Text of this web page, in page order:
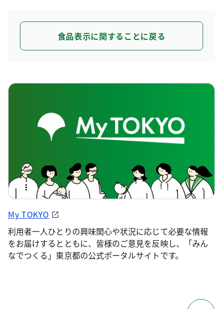
食品表示に関することに戻る
My TOKYO
利用者一人ひとりの興味関心や状況に応じて必要な情報
をお届けするとともに、皆様のご意見を反映し、「みん
なでつくる」東京都の公式ポータルサイトです。